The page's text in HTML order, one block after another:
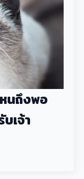
นถึงพอ
เจ้า